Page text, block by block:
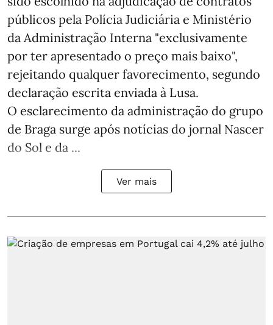
públicos pela Polícia Judiciária e Ministério
da Administração Interna "exclusivamente
por ter apresentado o preço mais baixo",
rejeitando qualquer favorecimento, segundo
declaração escrita enviada à Lusa.
O esclarecimento da administração do grupo
de Braga surge após notícias do jornal Nascer
do Sol e da ...
Ver mais